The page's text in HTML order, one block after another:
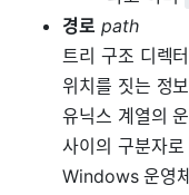
경로 path
트리 구조 디렉
위치를 짓는 정보
유닉스 계열의
사이의 구분자로
Windows 운영